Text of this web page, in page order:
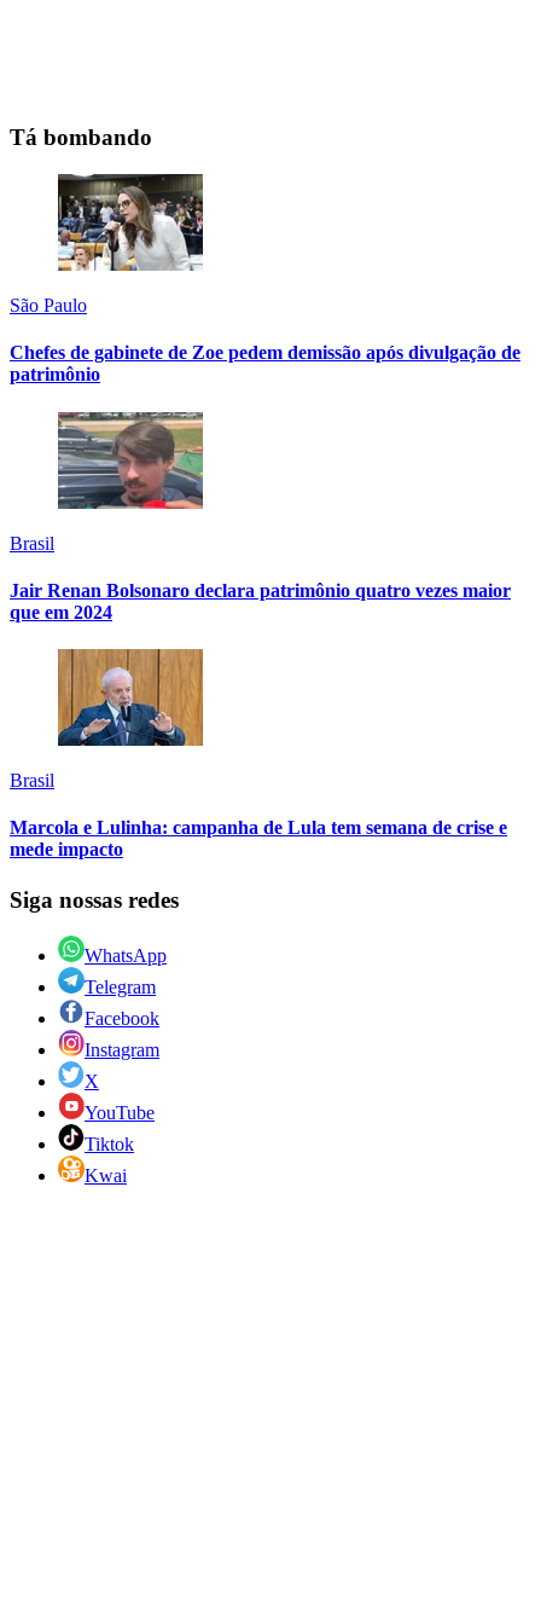
Tá bombando
São Paulo
Chefes de gabinete de Zoe pedem demissão após divulgação de
patrimônio
Brasil
Jair Renan Bolsonaro declara patrimônio quatro vezes maior
que em 2024
Brasil
Marcola e Lulinha: campanha de Lula tem semana de crise e
mede impacto
Siga nossas redes
WhatsApp
Telegram
Facebook
Instagram
X
YouTube
Tiktok
Kwai